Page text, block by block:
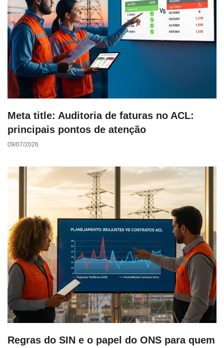
Meta title: Auditoria de faturas no ACL:
principais pontos de atenção
09/07/2026
Regras do SIN e o papel do ONS para quem